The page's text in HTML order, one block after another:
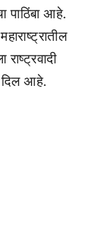
पाठिंबा आहे.
दिल आहे.